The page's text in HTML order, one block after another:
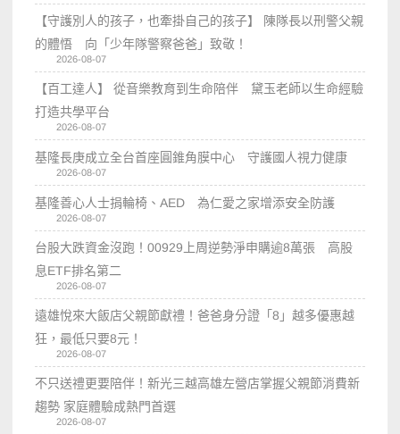
【守護別人的孩子，也牽掛自己的孩子】 陳隊長以刑警父親
的體悟 向「少年隊警察爸爸」致敬！
2026-08-07
【百工達人】 從音樂教育到生命陪伴 黛玉老師以生命經驗
打造共學平台
2026-08-07
基隆長庚成立全台首座圓錐角膜中心 守護國人視力健康
2026-08-07
基隆善心人士捐輪椅、AED 為仁愛之家增添安全防護
2026-08-07
台股大跌資金沒跑！00929上周逆勢淨申購逾8萬張 高股
息ETF排名第二
2026-08-07
遠雄悅來大飯店父親節獻禮！爸爸身分證「8」越多優惠越
狂，最低只要8元！
2026-08-07
不只送禮更要陪伴！新光三越高雄左營店掌握父親節消費新
趨勢 家庭體驗成熱門首選
2026-08-07